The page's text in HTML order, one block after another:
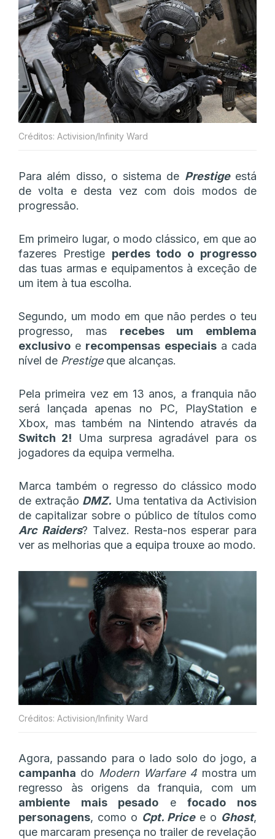
Créditos: Activision/Infinity Ward
Para além disso, o sistema de Prestige está
de volta e desta vez com dois modos de
progressão.
Em primeiro lugar, o modo clássico, em que ao
fazeres Prestige perdes todo o progresso
das tuas armas e equipamentos à exceção de
um item à tua escolha.
Segundo, um modo em que não perdes o teu
progresso, mas recebes um emblema
exclusivo e recompensas especiaisa cada
nível de Prestigeque alcanças.
Pela primeira vez em 13 anos, a franquia não
será lançada apenas no PC, PlayStation e
Xbox, mas também na Nintendo através da
Switch 2! Uma surpresa agradável para os
jogadores da equipa vermelha.
Marca também o regresso do clássico modo
de extração DMZ. Uma tentativa da Activision
de capitalizar sobre o público de títulos como
Arc Raiders? Talvez. Resta-nos esperar para
ver as melhorias que a equipa trouxe ao modo.
Créditos: Activision/Infinity Ward
Agora, passando para o lado solo do jogo, a
campanha do Modern Warfare 4 mostra um
regresso às origens da franquia, com um
ambiente mais pesado efocado nos
personagens, como o Cpt. Pricee o Ghost,
que marcaram presença no trailer de revelação